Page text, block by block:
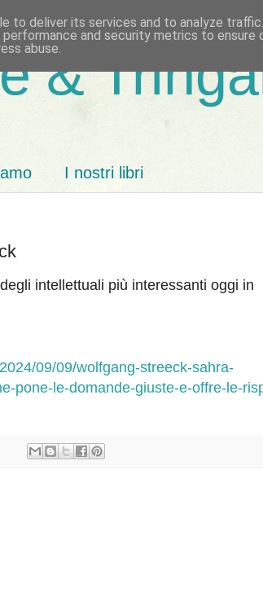
&
I nostri libri
intellettuali più interessanti oggi in
09/09/wolfgang-streeck-sahra-
pone-le-domande-giuste-e-offre-le-
to deliver its services and to analyze
and security metrics to ensure
abuse.